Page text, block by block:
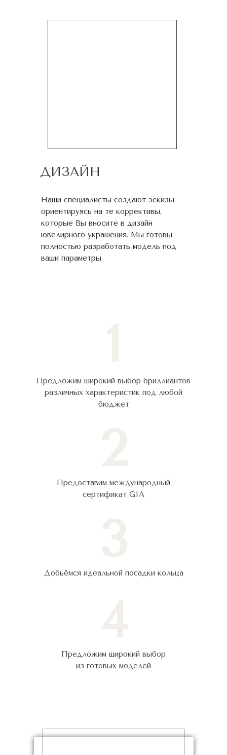
ДИЗАЙН
Наши специалисты создают эскизы
ориентируясь на те коррективы,
которые Вы вносите в дизайн
ювелирного украшения. Мы готовы
полностью разработать модель под
ваши параметры
Предложим широкий выбор бриллиантов
различных характеристик под любой
бюджет
Предоставим международный
сертификат GIA
Добьёмся идеальной посадки кольца
Предложим широкий выбор
из готовых моделей